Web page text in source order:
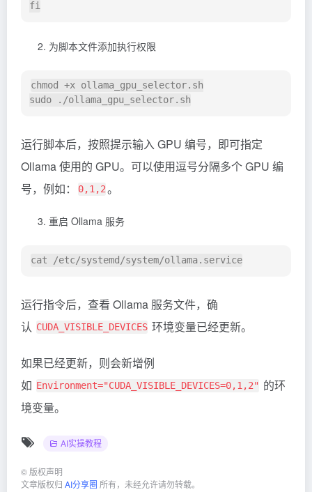
为脚本文件添加执行权限
chmod +x ollama_gpu_selector.sh
运行脚本后，按照提示输入 GPU 编号，即可指定
Ollama 使用的 GPU。可以使用逗号分隔多个 GPU 编
号，例如：
0,1,2。
重启 Ollama 服务
运行指令后，查看 Ollama 服务文件，确
认 CUDA_VISIBLE_DEVICES 环境变量已经更新。
如果已经更新，则会新增例
如 Environment="CUDA_VISIBLE_DEVICES=0,1,2" 的环
境变量。
AI实操教程
© 版权声明
文章版权归 AI分享圈 所有，未经允许请勿转载。